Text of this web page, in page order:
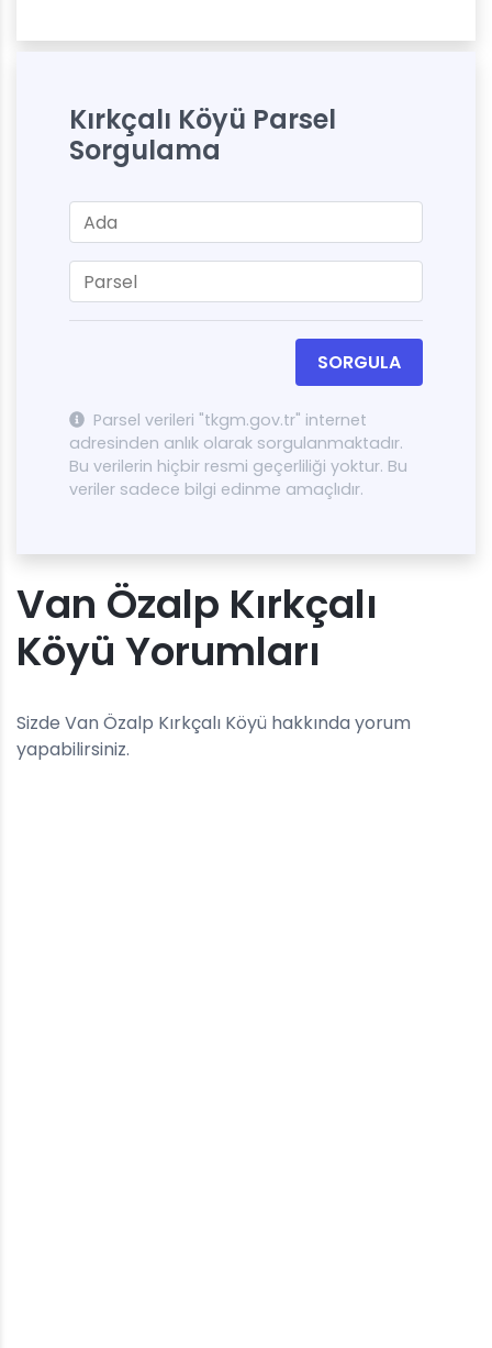
Kırkçalı Köyü Parsel
Sorgulama
SORGULA
Parsel verileri "tkgm.gov.tr" internet
adresinden anlık olarak sorgulanmaktadır.
Bu verilerin hiçbir resmi geçerliliği yoktur. Bu
veriler sadece bilgi edinme amaçlıdır.
Van Özalp Kırkçalı
Köyü Yorumları
Sizde Van Özalp Kırkçalı Köyü hakkında yorum
yapabilirsiniz.